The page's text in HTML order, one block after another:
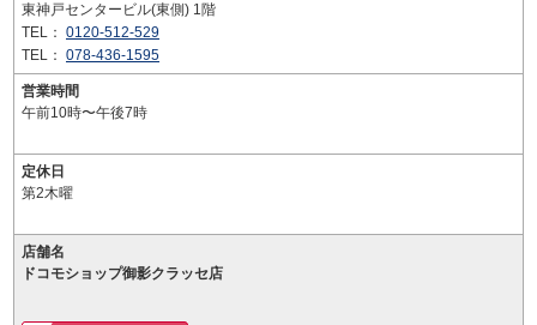
東神戸センタービル(東側) 1階
TEL： 0120-512-529
TEL： 078-436-1595
営業時間
午前10時〜午後7時
定休日
第2木曜
店舗名
ドコモショップ御影クラッセ店